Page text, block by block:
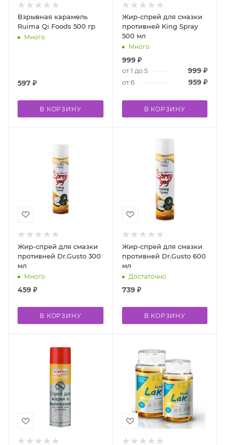
Взрывная карамель
Ruima Qi Foods 500 гр
Много
597 ₽
В КОРЗИНУ
Жир-спрей для смазки
противней King Spray
500 мл
Много
999₽
от 1 до 5 999 ₽
от 6 959 ₽
В КОРЗИНУ
Жир-спрей для смазки
противней Dr.Gusto 300
мл
Много
459 ₽
В КОРЗИНУ
Жир-спрей для смазки
противней Dr.Gusto 600
мл
Достаточно
739₽
В КОРЗИНУ